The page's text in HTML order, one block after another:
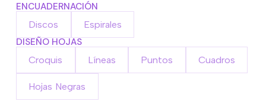
ENCUADERNACIÓN
Discos Espirales
DISEÑO HOJAS
Croquis Líneas Puntos Cuadros
Hojas Negras